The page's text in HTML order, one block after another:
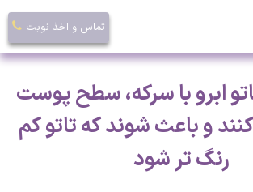
تماس و اخذ نوبت
ابرو با سرکه، سطح پوست
و باعث شوند که تاتو کم
رنگ تر شود